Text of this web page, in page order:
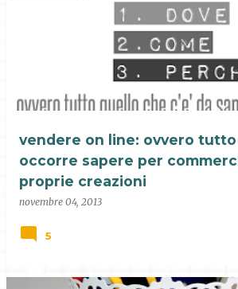
vendere on line: ovvero
occorre sapere per
proprie creazioni
novembre 04, 2013
5